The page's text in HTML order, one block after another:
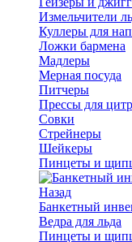
Измельчители
Куллеры для
Ложки бармена
Мадлеры
Мерная посуда
Питчеры
Прессы для
Совки
Стрейнеры
Шейкеры
Пинцеты и
Назад
Банкетный
Ведра для льда
Пинцеты и